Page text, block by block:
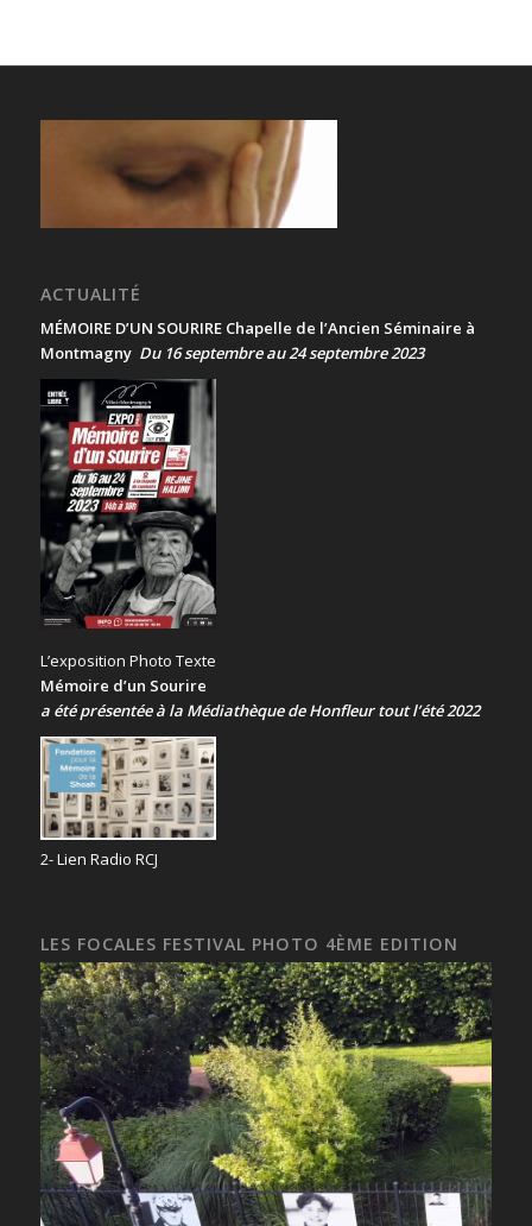
ACTUALITÉ
MÉMOIRE D’UN SOURIRE Chapelle de l’Ancien Séminaire à
Montmagny Du 16 septembre au 24 septembre 2023
L’exposition Photo Texte
Mémoire d’un Sourire
a été présentéeà la Médiathèque de Honfleur tout l’été 2022
2- Lien Radio RCJ
LES FOCALES FESTIVAL PHOTO 4ÈME EDITION